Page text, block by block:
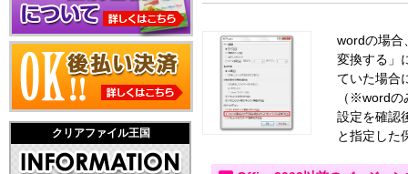
クリアファイル王国
wordの場合
変換する」
ていた場合
（※wordの
設定を確認
と指定した